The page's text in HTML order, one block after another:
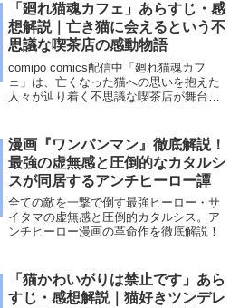
「廻れ猫魂カフェ」あらすじ・感
想解説｜亡き猫に会えるという不
思議な喫茶店の感動物語
comipo comics配信中「廻れ猫魂カフ
ェ」は、亡くなった猫への思いを抱えた
人々が辿り着く不思議な喫茶店が舞台。
漫画『ワンパンマン』徹底解説！
最強の虚無感と圧倒的なカタルシ
スが同居するアンチヒーロー譚
全ての敵を一撃で倒す最強ヒーロー・サ
イタマの虚無感と圧倒的カタルシス。ア
ンチヒーロー漫画の革命作を徹底解説！
「猫かわいがりは禁止です」あら
すじ・感想解説｜猫好きツンデレ